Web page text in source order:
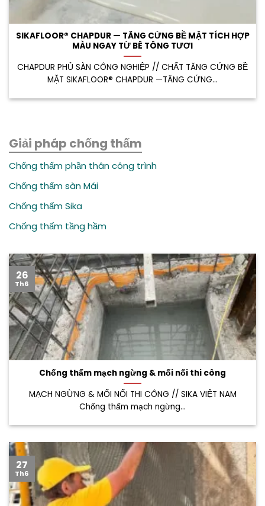
SIKAFLOOR® CHAPDUR — TĂNG CỨNG BỀ MẶT TÍCH HỢP
MÀU NGAY TỪ BÊ TÔNG TƯƠI
CHAPDUR PHỦ SÀN CÔNG NGHIỆP // CHẤT TĂNG CỨNG BỀ
MẶT SIKAFLOOR® CHAPDUR —TĂNG CỨNG...
Giải pháp chống thấm
Chống thấm phần thân công trình
Chống thấm sàn Mái
Chống thấm Sika
Chống thấm tầng hầm
Chống thấm mạch ngừng & mối nối thi công
MẠCH NGỪNG & MỐI NỐI THI CÔNG // SIKA VIỆT NAM
Chống thấm mạch ngừng...
26
Th6
27
Th6